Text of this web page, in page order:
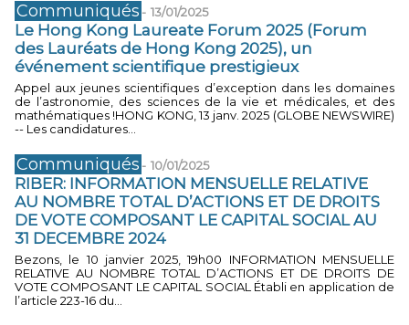
Communiqués - 13/01/2025
Le Hong Kong Laureate Forum 2025 (Forum
des Lauréats de Hong Kong 2025), un
événement scientifique prestigieux
Appel aux jeunes scientifiques d’exception dans les domaines
de l’astronomie, des sciences de la vie et médicales, et des
mathématiques !HONG KONG, 13 janv. 2025 (GLOBE NEWSWIRE)
-- Les candidatures...
Communiqués - 10/01/2025
RIBER: INFORMATION MENSUELLE RELATIVE
AU NOMBRE TOTAL D’ACTIONS ET DE DROITS
DE VOTE COMPOSANT LE CAPITAL SOCIAL AU
31 DECEMBRE 2024
Bezons, le 10 janvier 2025, 19h00 INFORMATION MENSUELLE
RELATIVE AU NOMBRE TOTAL D’ACTIONS ET DE DROITS DE
VOTE COMPOSANT LE CAPITAL SOCIAL Établi en application de
l’article 223-16 du...